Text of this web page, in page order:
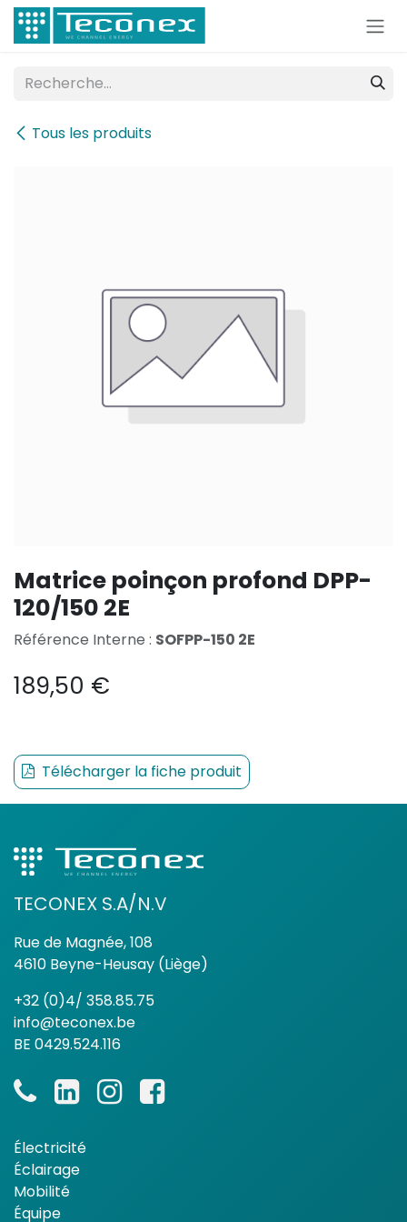
Se rendre au contenu
Tous les produits
Matrice poinçon profond DPP-
120/150 2E
Référence Interne : SOFPP-150 2E
189,50 €
Télécharger la fiche produit
TECONEX S.A/N.V
Rue de Magnée, 108
4610 Beyne-Heusay (Liège)
+32 (0)4/ 358.85.75
info@teconex.be
BE 0429.524.116
Électricité
Éclairage
Mobilité
Équipe